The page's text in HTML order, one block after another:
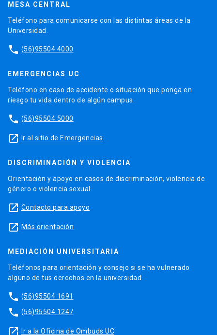
MESA CENTRAL
Teléfono para comunicarse con las distintas áreas de la
Universidad.
phone (56)95504 4000
EMERGENCIAS UC
Teléfono en caso de accidente o situación que ponga en
riesgo tu vida dentro de algún campus.
phone (56)95504 5000
launch Ir al sitio de Emergencias
DISCRIMINACIÓN Y VIOLENCIA
Orientación y apoyo en casos de discriminación, violencia de
género o violencia sexual.
launch Contacto para apoyo
launch Más orientación
MEDIACIÓN UNIVERSITARIA
Teléfonos para orientación y consejo si se ha vulnerado
alguno de tus derechos en la universidad.
phone (56)95504 1691
phone (56)95504 1247
launch Ir a la Oficina de Ombuds UC